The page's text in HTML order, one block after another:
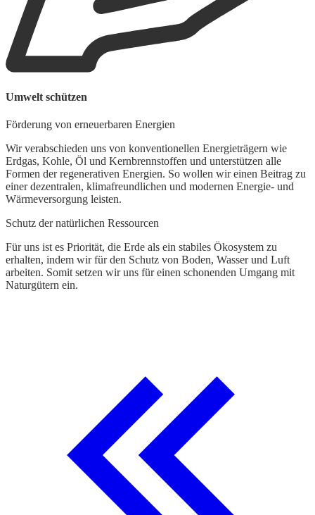
Umwelt schützen
Förderung von erneuerbaren Energien
Wir verabschieden uns von konventionellen Energieträgern wie
Erdgas, Kohle, Öl und Kernbrennstoffen und unterstützen alle
Formen der regenerativen Energien. So wollen wir einen Beitrag zu
einer dezentralen, klimafreundlichen und modernen Energie- und
Wärmeversorgung leisten.
Schutz der natürlichen Ressourcen
Für uns ist es Priorität, die Erde als ein stabiles Ökosystem zu
erhalten, indem wir für den Schutz von Boden, Wasser und Luft
arbeiten. Somit setzen wir uns für einen schonenden Umgang mit
Naturgütern ein.